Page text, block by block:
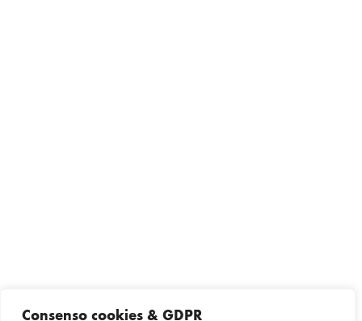
Consenso cookies & GDPR